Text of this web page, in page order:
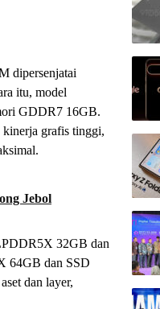
dipersenjatai
itu, model
GDDR7 16GB.
kinerja grafis tinggi,
Jebol
32GB dan
64GB dan SSD
dan layer,